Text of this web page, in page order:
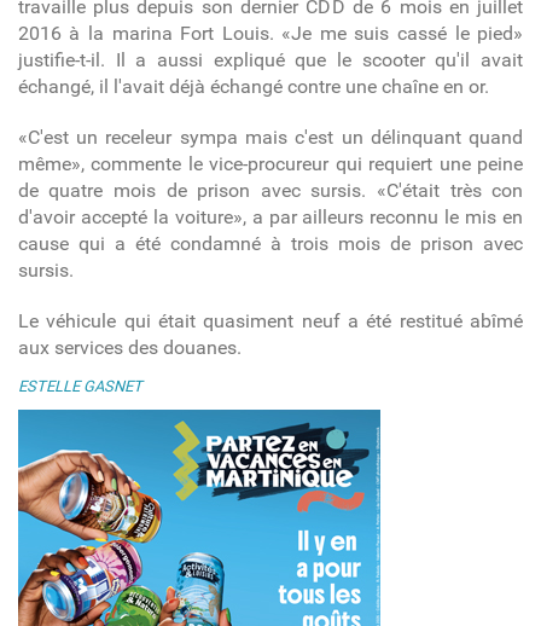
travaille plus depuis son dernier CDD de 6 mois en juillet
2016 à la marina Fort Louis. «Je me suis cassé le pied»
justifie-t-il. Il a aussi expliqué que le scooter qu'il avait
échangé, il l'avait déjà échangé contre une chaîne en or.
«C'est un receleur sympa mais c'est un délinquant quand
même», commente le vice-procureur qui requiert une peine
de quatre mois de prison avec sursis. «C'était très con
d'avoir accepté la voiture», a par ailleurs reconnu le mis en
cause qui a été condamné à trois mois de prison avec
sursis.
Le véhicule qui était quasiment neuf a été restitué abîmé
aux services des douanes.
ESTELLE GASNET